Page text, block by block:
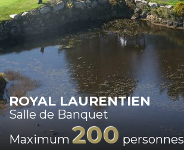
ROYAL LAURENTIEN
Salle de Banquet
Maximum 200 personnes